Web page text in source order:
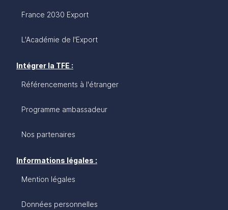
France 2030 Export
L'Académie de l'Export
Intégrer la TFE :
Référencements à l'étranger
Programme ambassadeur
Nos partenaires
Informations légales :
Mention légales
Données personnelles